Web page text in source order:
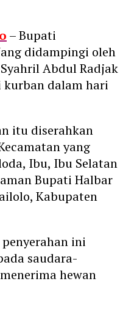
– Bupati
didampingi oleh
Abdul Radjak
kurban dalam hari
itu diserahkan
yang
Ibu, Ibu Selatan
Bupati Halbar
Kabupaten
ini
saudara-
hewan